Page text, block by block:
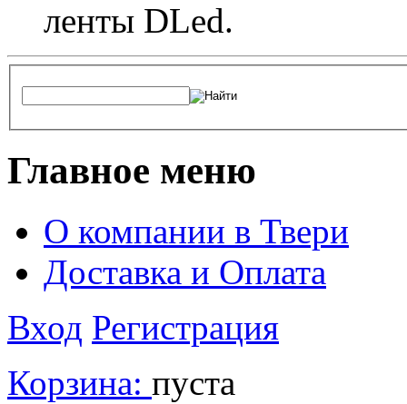
ленты DLed.
Главное меню
О компании в Твери
Доставка и Оплата
Вход Регистрация
Корзина: пуста